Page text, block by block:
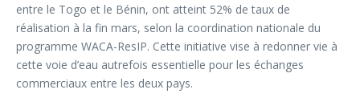
entre le Togo et le Bénin, ont atteint 52% de taux de
réalisation à la fin mars, selon la coordination nationale du
programme WACA-ResIP. Cette initiative vise à redonner vie à
cette voie d’eau autrefois essentielle pour les échanges
commerciaux entre les deux pays.